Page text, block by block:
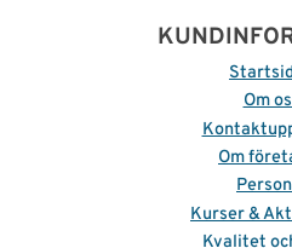
Om
Om
Kurser &
Kvalitet